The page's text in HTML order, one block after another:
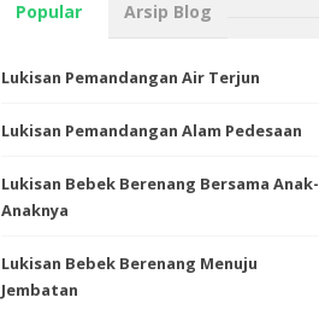
Popular Arsip Blog
Lukisan Pemandangan Air Terjun
Lukisan Pemandangan Alam Pedesaan
Lukisan Bebek Berenang Bersama Anak-
Anaknya
Lukisan Bebek Berenang Menuju
Jembatan